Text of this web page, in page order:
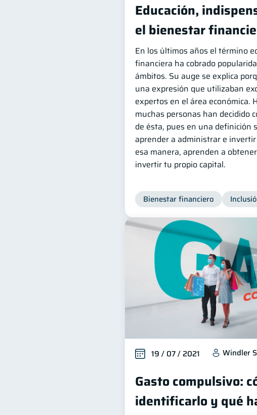
Educación,
el bienestar
En los últimos años el término
financiera ha cobrado
ámbitos. Su auge se explica
una expresión que utilizaban
expertos en el área económica.
muchas personas han decidido
de ésta, pues en una definición
aprender a administrar e
esa manera, aprenden a
invertir tu propio capital.
Bienestar financiero
19 / 07 / 2021 Windler
Gasto compulsivo:
identificarlo y qué